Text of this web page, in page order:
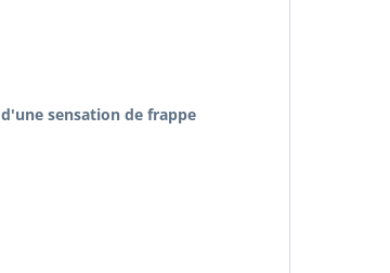
d'une sensation de frappe